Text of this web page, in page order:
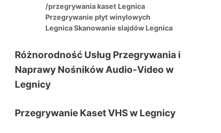
/przegrywania kaset Legnica
Przegrywanie płyt winylowych
Legnica Skanowanie slajdów Legnica
Różnorodność Usług Przegrywania i
Naprawy Nośników Audio-Video w
Legnicy
Przegrywanie Kaset VHS w Legnicy